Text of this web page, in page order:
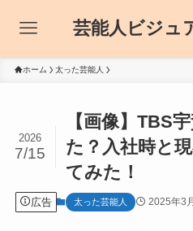
芸能人ビジュ
ホーム 太った芸能人
【画像】TBS
た？入社時と
てみた！
2026
7/15
広告 太った芸能人 2025年3